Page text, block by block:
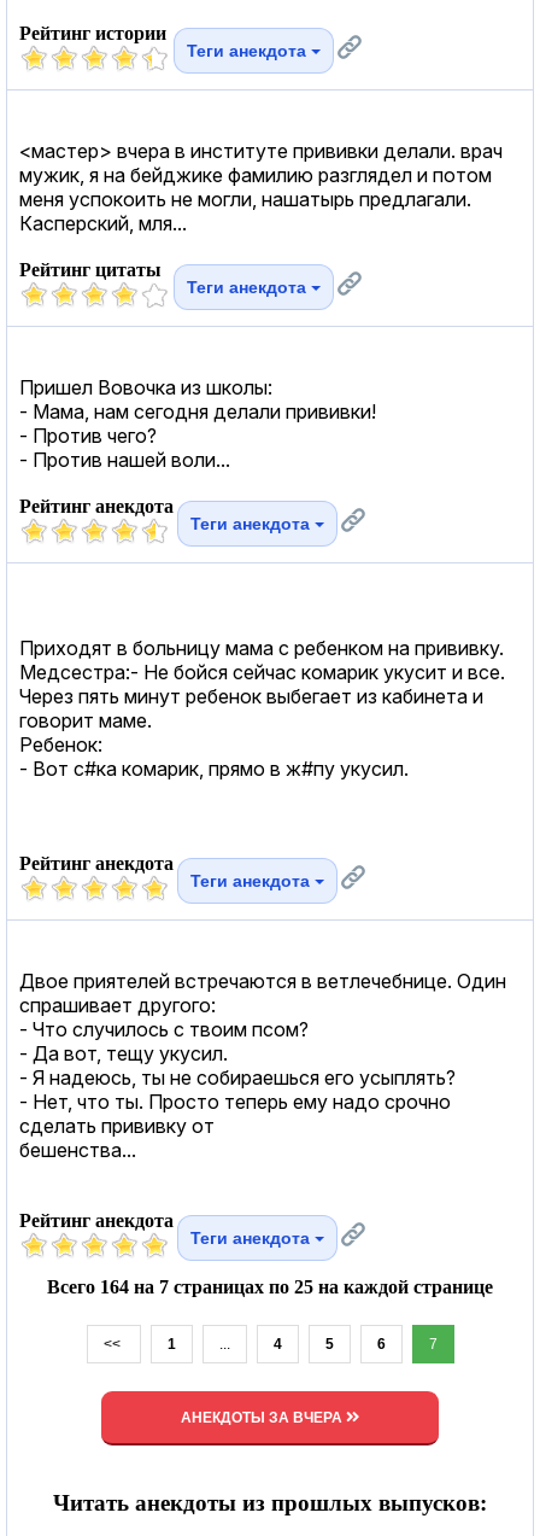
Рейтинг истории
Теги анекдота
<мастер> вчера в институте прививки делали. врач
мужик, я на бейджике фамилию разглядел и потом
меня успокоить не могли, нашатырь предлагали.
Касперский, мля...
Рейтинг цитаты
Теги анекдота
Пришел Вовочка из школы:
- Мама, нам сегодня делали прививки!
- Против чего?
- Против нашей воли...
Рейтинг анекдота
Теги анекдота
Приходят в больницу мама с ребенком на прививку.
Медсестра:- Не бойся сейчас комарик укусит и все.
Через пять минут ребенок выбегает из кабинета и
говорит маме.
Ребенок:
- Вот с#ка комарик, прямо в ж#пу укусил.
Рейтинг анекдота
Теги анекдота
Двое приятелей встречаются в ветлечебнице. Один
спрашивает другого:
- Что случилось с твоим псом?
- Да вот, тещу укусил.
- Я надеюсь, ты не собираешься его усыплять?
- Нет, что ты. Просто теперь ему надо срочно
сделать прививку от
бешенства...
Рейтинг анекдота
Теги анекдота
Всего 164 на 7 страницах по 25 на каждой странице
<< 1 ... 4 5 6 7
АНЕКДОТЫ ЗА ВЧЕРА
Читать анекдоты из прошлых выпусков: